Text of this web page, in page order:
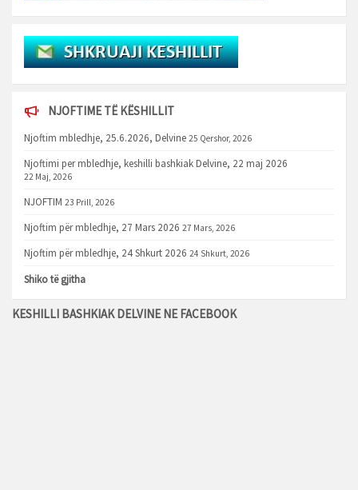
NJOFTIME TË KËSHILLIT
Njoftim mbledhje, 25.6.2026, Delvine 25 Qershor, 2026
Njoftimi per mbledhje, keshilli bashkiak Delvine, 22 maj 2026
22 Maj, 2026
NJOFTIM 23 Prill, 2026
Njoftim për mbledhje, 27 Mars 2026 27 Mars, 2026
Njoftim për mbledhje, 24 Shkurt 2026 24 Shkurt, 2026
Shiko të gjitha
KESHILLI BASHKIAK DELVINE NE FACEBOOK